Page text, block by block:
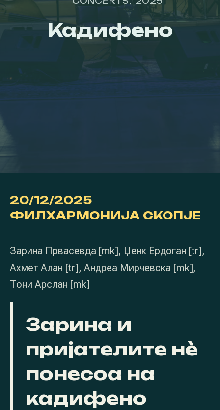
Кадифено
20/12/2025
ФИЛХАРМОНИЈА СКОПЈЕ
Зарина Првасевда [mk], Џенк Ердоган [tr],
Ахмет Алан [tr], Андреа Мирчевска [mk],
Тони Арслан [mk]
Зарина и
пријателите нè
понесоа на
кадифено